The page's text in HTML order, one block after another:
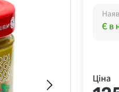
Є в
Ціна